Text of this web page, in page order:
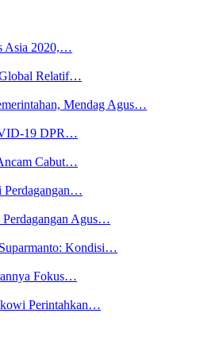
Asia 2020,…
Relatif…
Mendag Agus…
19 DPR…
Cabut…
Perdagangan…
Agus…
Kondisi…
Fokus…
Perintahkan…